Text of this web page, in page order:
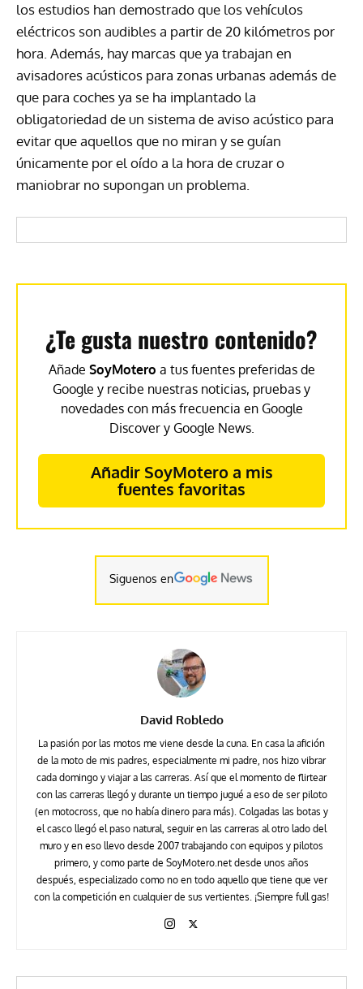
los estudios han demostrado que los vehículos
eléctricos son audibles a partir de 20 kilómetros por
hora. Además, hay marcas que ya trabajan en
avisadores acústicos para zonas urbanas además de
que para coches ya se ha implantado la
obligatoriedad de un sistema de aviso acústico para
evitar que aquellos que no miran y se guían
únicamente por el oído a la hora de cruzar o
maniobrar no supongan un problema.
¿Te gusta nuestro contenido?
Añade SoyMotero a tus fuentes preferidas de
Google y recibe nuestras noticias, pruebas y
novedades con más frecuencia en Google
Discover y Google News.
Añadir SoyMotero a mis
fuentes favoritas
Siguenos en
David Robledo
La pasión por las motos me viene desde la cuna. En casa la afición
de la moto de mis padres, especialmente mi padre, nos hizo vibrar
cada domingo y viajar a las carreras. Así que el momento de flirtear
con las carreras llegó y durante un tiempo jugué a eso de ser piloto
(en motocross, que no había dinero para más). Colgadas las botas y
el casco llegó el paso natural, seguir en las carreras al otro lado del
muro y en eso llevo desde 2007 trabajando con equipos y pilotos
primero, y como parte de SoyMotero.net desde unos años
después, especializado como no en todo aquello que tiene que ver
con la competición en cualquier de sus vertientes. ¡Siempre full gas!